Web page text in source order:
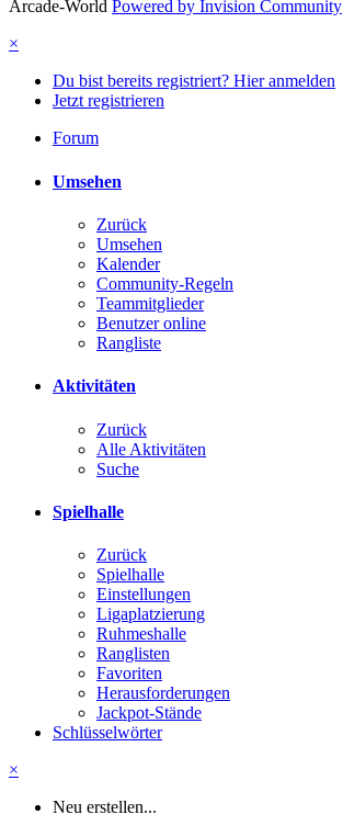
Arcade-World Powered by Invision Community
×
Du bist bereits registriert? Hier anmelden
Jetzt registrieren
Forum
Umsehen
Zurück
Umsehen
Kalender
Community-Regeln
Teammitglieder
Benutzer online
Rangliste
Aktivitäten
Zurück
Alle Aktivitäten
Suche
Spielhalle
Zurück
Spielhalle
Einstellungen
Ligaplatzierung
Ruhmeshalle
Ranglisten
Favoriten
Herausforderungen
Jackpot-Stände
Schlüsselwörter
×
Neu erstellen...